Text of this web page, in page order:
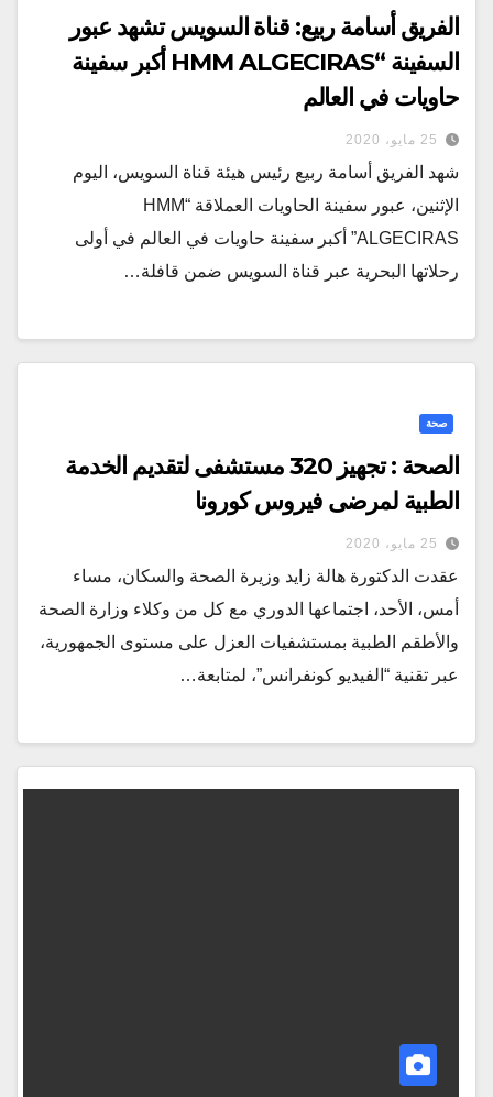
الفريق أسامة ربيع: قناة السويس تشهد عبور
السفينة “HMM ALGECIRAS أكبر سفينة
حاويات في العالم
25 مايو، 2020
شهد الفريق أسامة ربيع رئيس هيئة قناة السويس، اليوم
الإثنين، عبور سفينة الحاويات العملاقة “HMM
ALGECIRAS” أكبر سفينة حاويات في العالم في أولى
رحلاتها البحرية عبر قناة السويس ضمن قافلة…
صحة
الصحة : تجهيز 320 مستشفى لتقديم الخدمة
الطبية لمرضى فيروس كورونا
25 مايو، 2020
عقدت الدكتورة هالة زايد وزيرة الصحة والسكان، مساء
أمس، الأحد، اجتماعها الدوري مع كل من وكلاء وزارة الصحة
والأطقم الطبية بمستشفيات العزل على مستوى الجمهورية،
عبر تقنية “الفيديو كونفرانس”، لمتابعة…